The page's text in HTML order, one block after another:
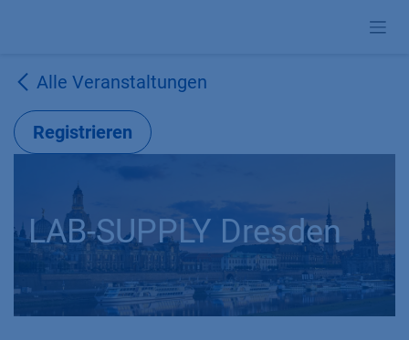
Alle Veranstaltungen
Registrieren
LAB-SUPPLY Dresden